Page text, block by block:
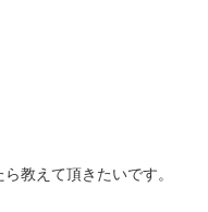
教えて頂きたいです。